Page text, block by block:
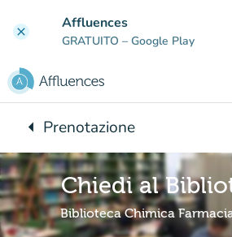
clear Affluences
GRATUITO – Google Play
arrow_leftTorna a:
Prenotazione
Chiedi al
Biblioteca Chimica